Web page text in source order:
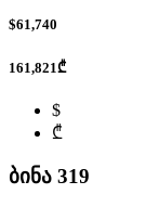
$61,740
161,821₾
$
₾
ბინა 319